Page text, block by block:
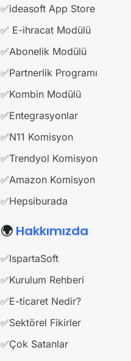
✅ideasoft App Store
✅ E-ihracat Modülü
✅Abonelik Modülü
✅Partnerlik Programı
✅Kombin Modülü
✅Entegrasyonlar
✅N11 Komisyon
✅Trendyol Komisyon
✅Amazon Komisyon
✅Hepsiburada
🌍 Hakkımızda
✅IspartaSoft
✅Kurulum Rehberi
✅E-ticaret Nedir?
✅Sektörel Fikirler
✅Çok Satanlar